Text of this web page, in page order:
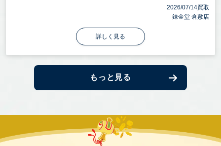
2026/07/14買取
錬金堂 倉敷店
詳しく見る
もっと見る